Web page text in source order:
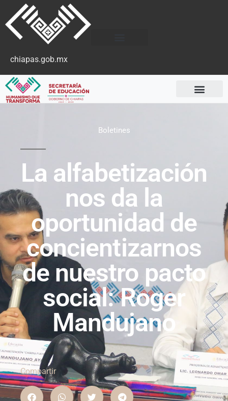
chiapas.gob.mx
Boletines
La alfabetización
nos da la
oportunidad de
concientizarnos
de nuestro pacto
social: Roger
Mandujano
Compartir